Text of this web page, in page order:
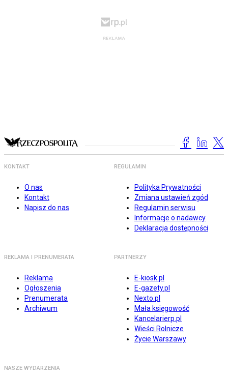
KONTAKT
O nas
Kontakt
Napisz do nas
REGULAMIN
Polityka Prywatności
Zmiana ustawień zgód
Regulamin serwisu
Informacje o nadawcy
Deklaracja dostępności
REKLAMA I PRENUMERATA
Reklama
Ogłoszenia
Prenumerata
Archiwum
PARTNERZY
E-kiosk.pl
E-gazety.pl
Nexto.pl
Mała księgowość
Kancelarierp.pl
Wieści Rolnicze
Życie Warszawy
NASZE WYDARZENIA